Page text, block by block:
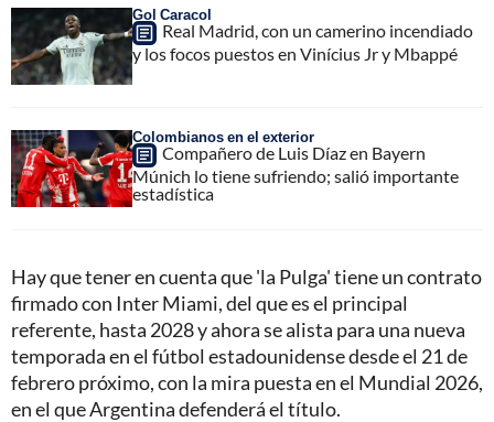
Gol Caracol
Real Madrid, con un camerino incendiado
y los focos puestos en Vinícius Jr y Mbappé
Colombianos en el exterior
Compañero de Luis Díaz en Bayern
Múnich lo tiene sufriendo; salió importante
estadística
Hay que tener en cuenta que 'la Pulga' tiene un contrato
firmado con Inter Miami, del que es el principal
referente, hasta 2028 y ahora se alista para una nueva
temporada en el fútbol estadounidense desde el 21 de
febrero próximo, con la mira puesta en el Mundial 2026,
en el que Argentina defenderá el título.